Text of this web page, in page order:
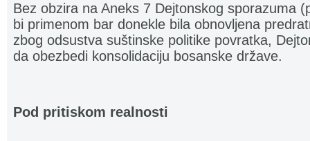
Bez obzira na Aneks 7 Dejtonskog sporazuma
bi primenom bar donekle bila obnovljena
zbog odsustva suštinske politike povratka,
da obezbedi konsolidaciju bosanske države.
Pod pritiskom realnosti